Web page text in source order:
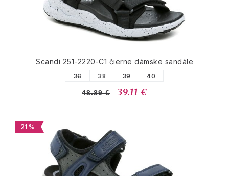
Scandi 251-2220-C1 čierne dámske sandále
36 38 39 40
48.89 € 39.11 €
21 %